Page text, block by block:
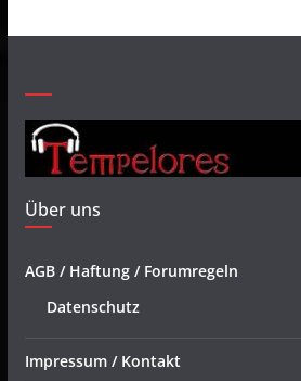
Über uns
AGB / Haftung / Forumregeln
Datenschutz
Impressum / Kontakt